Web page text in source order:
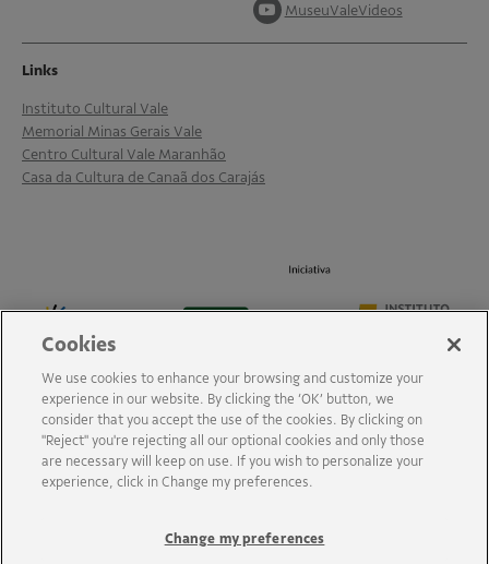
MuseuValeVideos
Links
Instituto Cultural Vale
Memorial Minas Gerais Vale
Centro Cultural Vale Maranhão
Casa da Cultura de Canaã dos Carajás
Cookies
We use cookies to enhance your browsing and customize your
experience in our website. By clicking the ‘OK’ button, we
consider that you accept the use of the cookies. By clicking on
"Reject" you're rejecting all our optional cookies and only those
are necessary will keep on use. If you wish to personalize your
experience, click in Change my preferences.
Change my preferences